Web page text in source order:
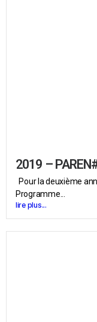
2019 –
Pour la deuxième
Programme...
lire plus...